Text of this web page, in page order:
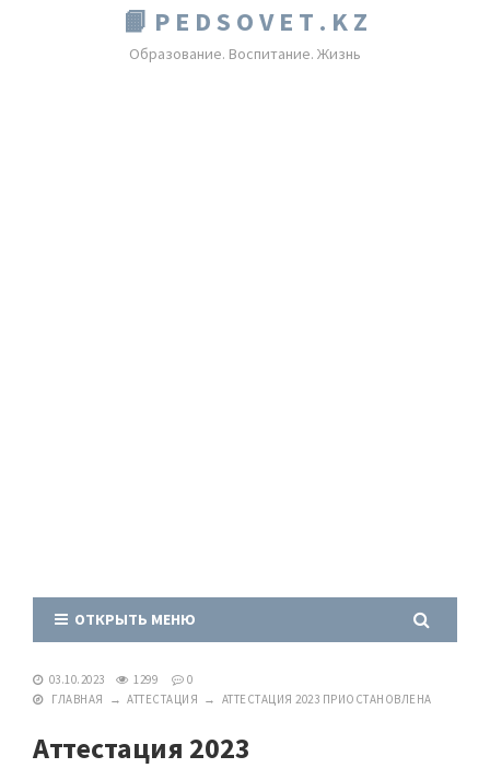
📙 P E D S O V E T . K Z
Образование. Воспитание. Жизнь
ОТКРЫТЬ МЕНЮ
03.10.2023 1299
0
ГЛАВНАЯ
→ АТТЕСТАЦИЯ → АТТЕСТАЦИЯ 2023 ПРИОСТАНОВЛЕНА
Аттестация 2023